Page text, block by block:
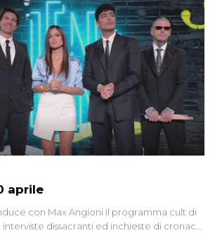
direttamente coinvolta in conflitti armati, il
impossibile considerarla un fenomeno
aprile
con Max Angioni il programma cult di
dissacranti ed inchieste di cronaca